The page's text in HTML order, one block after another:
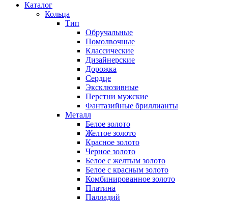
Каталог
Кольца
Тип
Обручальные
Помолвочные
Классические
Дизайнерские
Дорожка
Сердце
Эксклюзивные
Перстни мужские
Фантазийные бриллианты
Металл
Белое золото
Желтое золото
Красное золото
Черное золото
Белое с желтым золото
Белое с красным золото
Комбинированное золото
Платина
Палладий